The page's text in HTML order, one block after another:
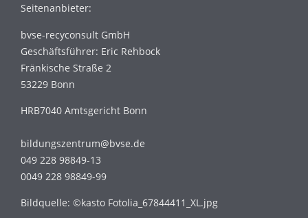
Seitenanbieter:
bvse-recyconsult GmbH
Geschäftsführer: Eric Rehbock
Fränkische Straße 2
53229 Bonn
HRB7040 Amtsgericht Bonn
bildungszentrum@bvse.de
049 228 98849-13
0049 228 98849-99
Bildquelle: ©kasto Fotolia_67844411_XL.jpg